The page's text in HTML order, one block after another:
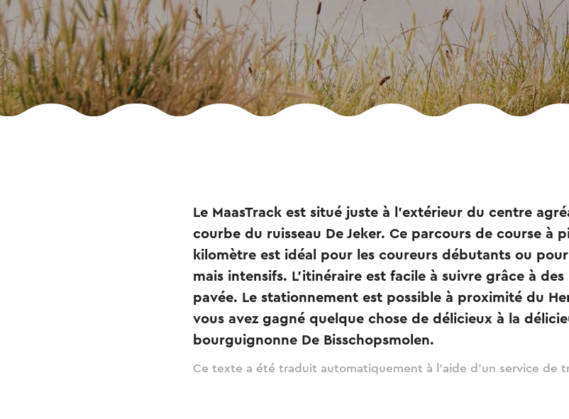
Le MaasTrack est situé juste à l'extérieur du centre
courbe du ruisseau De Jeker. Ce parcours de course à
kilomètre est idéal pour les coureurs débutants ou
mais intensifs. L'itinéraire est facile à suivre grâce à
pavée. Le stationnement est possible à proximité du
vous avez gagné quelque chose de délicieux à la
bourguignonne De Bisschopsmolen.
Ce texte a été traduit automatiquement à l'aide d'un service de